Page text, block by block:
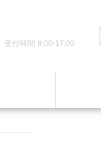
受付時間 9:00-17:00